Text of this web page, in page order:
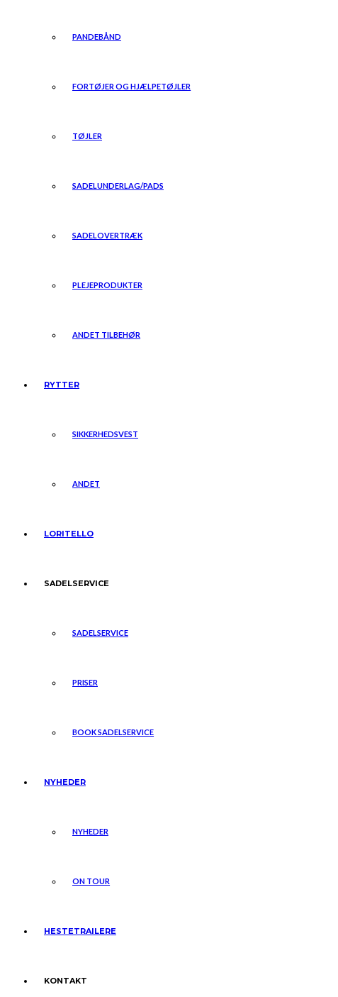
PANDEBÅND
FORTØJER OG HJÆLPETØJLER
TØJLER
SADELUNDERLAG/PADS
SADELOVERTRÆK
PLEJEPRODUKTER
ANDET TILBEHØR
RYTTER
SIKKERHEDSVEST
ANDET
LORITELLO
SADELSERVICE
SADELSERVICE
PRISER
BOOK SADELSERVICE
NYHEDER
NYHEDER
ON TOUR
HESTETRAILERE
KONTAKT